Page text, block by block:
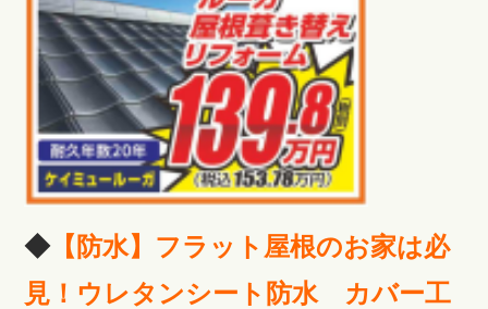
◆【防水】フラット屋根のお家は必
見！ウレタンシート防水 カバー工